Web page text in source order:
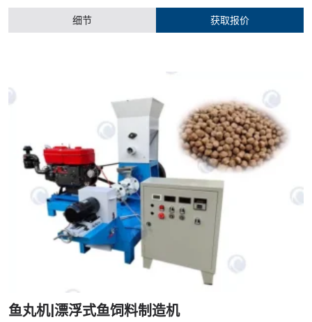
细节
获取报价
鱼丸机|漂浮式鱼饲料制造机